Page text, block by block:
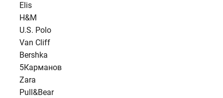
Elis
H&M
U.S. Polo
Van Cliff
Bershka
5Карманов
Zara
Pull&Bear